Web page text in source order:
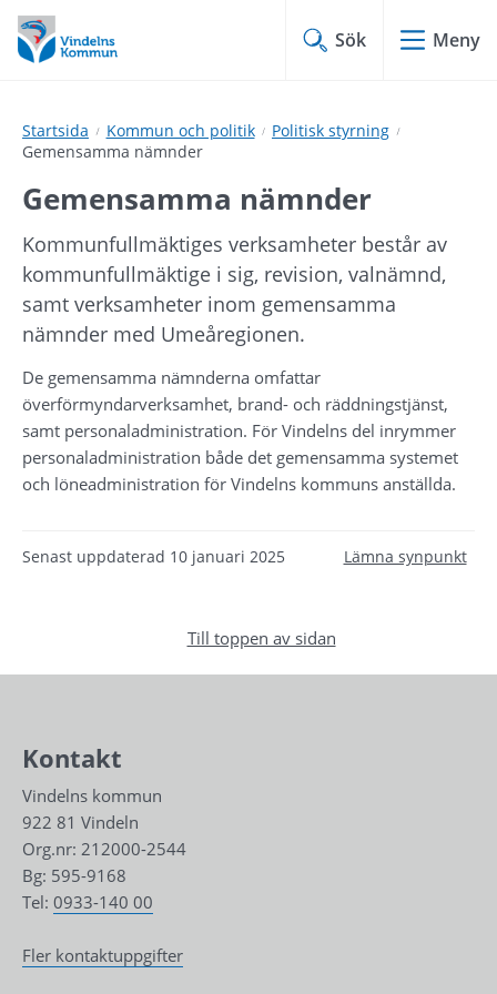
Hoppa
till
innehåll
Hoppa
till
undermeny
Sök Meny
Startsida Kommun och politik
Politisk styrning
Gemensamma nämnder
Gemensamma nämnder
Kommunfullmäktiges verksamheter består av
kommunfullmäktige i sig, revision, valnämnd,
samt verksamheter inom gemensamma
nämnder med Umeåregionen.
De gemensamma nämnderna omfattar
överförmyndarverksamhet, brand- och räddningstjänst,
samt personaladministration. För Vindelns del inrymmer
personaladministration både det gemensamma systemet
och löneadministration för Vindelns kommuns anställda.
Senast uppdaterad 10 januari 2025 Lämna synpunkt
Till toppen av sidan
Kontakt
Vindelns kommun
922 81 Vindeln
Org.nr: 212000-2544
Bg: 595-9168
Tel: 0933-140 00
Fler kontaktuppgifter